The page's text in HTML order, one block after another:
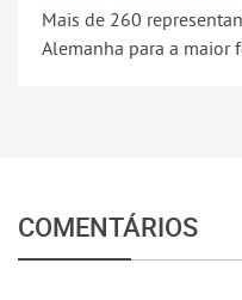
Mais de 260
Alemanha para a maior
COMENTÁRIOS